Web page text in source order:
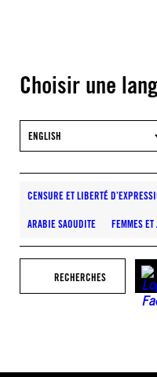
Choisir une
ENGLISH
CENSURE ET LIBERTÉ
ARABIE SAOUDITE FEMMES
RECHERCHES